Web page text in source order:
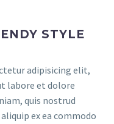
STYLE
adipisicing elit,
labore et dolore
quis nostrud
ex ea commodo